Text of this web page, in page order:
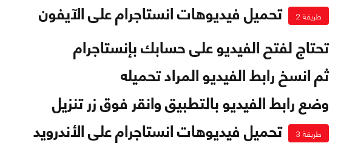
طريقة 2
تحميل فيديوهات انستاجرام على الآيفون
تحتاج لفتح الفيديو على حسابك بإنستاجرام
ثم انسخ رابط الفيديو المراد تحميله
وضع رابط الفيديو بالتطبيق وانقر فوق زر تنزيل
طريقة 3
تحميل فيديوهات انستاجرام على الأندرويد